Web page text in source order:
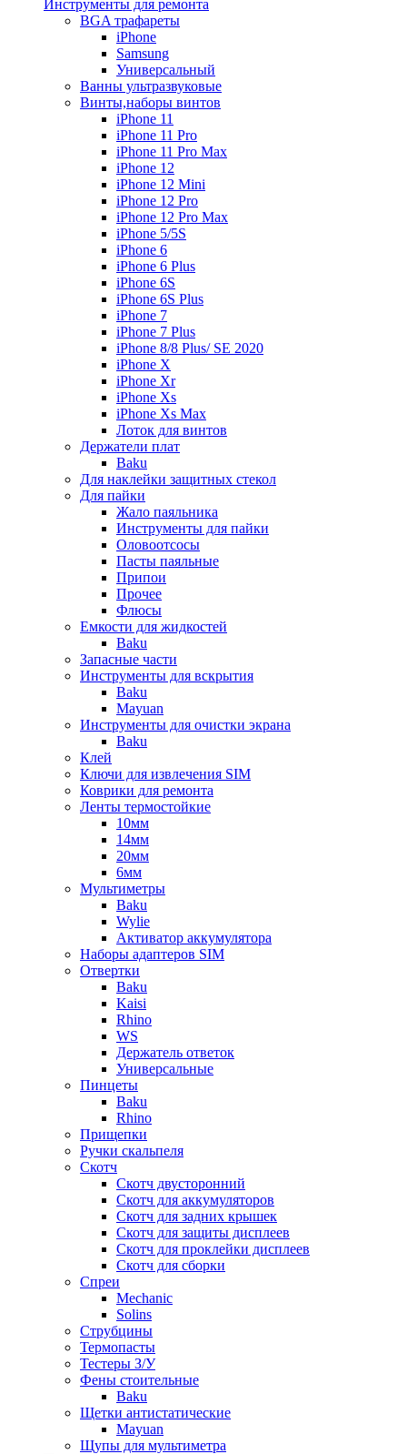
Инструменты для ремонта
BGA трафареты
iPhone
Samsung
Универсальный
Ванны ультразвуковые
Винты,наборы винтов
iPhone 11
iPhone 11 Pro
iPhone 11 Pro Max
iPhone 12
iPhone 12 Mini
iPhone 12 Pro
iPhone 12 Pro Max
iPhone 5/5S
iPhone 6
iPhone 6 Plus
iPhone 6S
iPhone 6S Plus
iPhone 7
iPhone 7 Plus
iPhone 8/8 Plus/ SE 2020
iPhone X
iPhone Xr
iPhone Xs
iPhone Xs Max
Лоток для винтов
Держатели плат
Baku
Для наклейки защитных стекол
Для пайки
Жало паяльника
Инструменты для пайки
Оловоотсосы
Пасты паяльные
Припои
Прочее
Флюсы
Емкости для жидкостей
Baku
Запасные части
Инструменты для вскрытия
Baku
Mayuan
Инструменты для очистки экрана
Baku
Клей
Ключи для извлечения SIM
Коврики для ремонта
Ленты термостойкие
10мм
14мм
20мм
6мм
Мультиметры
Baku
Wylie
Активатор аккумулятора
Наборы адаптеров SIM
Отвертки
Baku
Kaisi
Rhino
WS
Держатель ответок
Универсальные
Пинцеты
Baku
Rhino
Прищепки
Ручки скальпеля
Скотч
Скотч двусторонний
Скотч для аккумуляторов
Скотч для задних крышек
Скотч для защиты дисплеев
Скотч для проклейки дисплеев
Скотч для сборки
Спреи
Mechanic
Solins
Струбцины
Термопасты
Тестеры З/У
Фены стоительные
Baku
Щетки антистатические
Mayuan
Щупы для мультиметра